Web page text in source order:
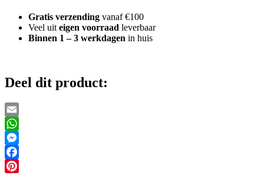
Gratis verzending vanaf €100
Veel uit eigen voorraad leverbaar
Binnen 1 – 3 werkdagen in huis
Deel dit product:
Email
WhatsApp
Messenger
Facebook